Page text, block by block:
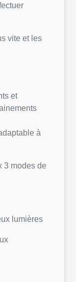
vite et les
et
à
3 modes de
lumières